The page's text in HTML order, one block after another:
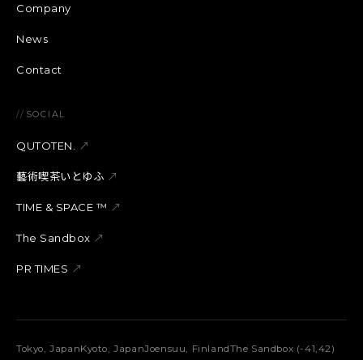
Company
News
Contact
// SOCIAL
QUTOTEN. ↗
藝術喫茶いとゆふ ↗
TIME & SPACE ™︎ ↗
The Sandbox ↗
PR TIMES ↗
Tokyo, JapanKyoto, JapanJoensuu, FinlandThe Sandbox (-41,42)